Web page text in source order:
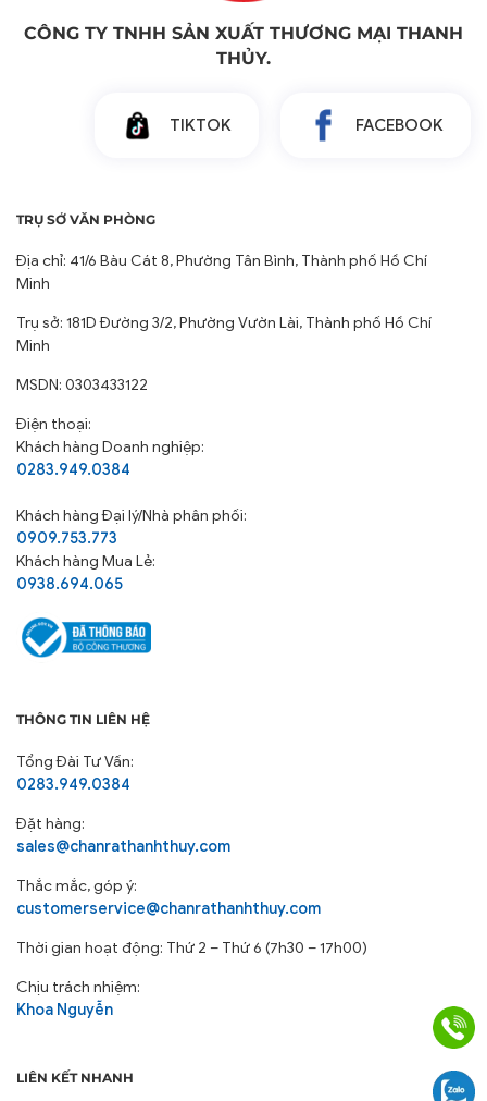
CÔNG TY TNHH SẢN XUẤT THƯƠNG MẠI THANH
THỦY.
TIKTOK FACEBOOK
TRỤ SỞ VĂN PHÒNG
Địa chỉ: 41/6 Bàu Cát 8, Phường Tân Bình, Thành phố Hồ Chí
Minh
Trụ sở: 181D Đường 3/2, Phường Vườn Lài, Thành phố Hồ Chí
Minh
MSDN: 0303433122
Điện thoại:
Khách hàng Doanh nghiệp:
0283.949.0384
Khách hàngĐại lý/Nhà phân phối:
0909.753.773
Khách hàng Mua Lẻ:
0938.694.065
THÔNG TIN LIÊN HỆ
Tổng Đài Tư Vấn:
0283.949.0384
Đặt hàng:
sales@chanrathanhthuy.com
Thắc mắc, góp ý:
customerservice@chanrathanhthuy.com
Thời gian hoạt động: Thứ 2 – Thứ 6 (7h30 – 17h00)
Chịu trách nhiệm:
Khoa Nguyễn
LIÊN KẾT NHANH